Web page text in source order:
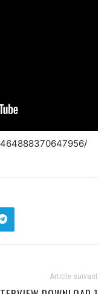
Article suivant